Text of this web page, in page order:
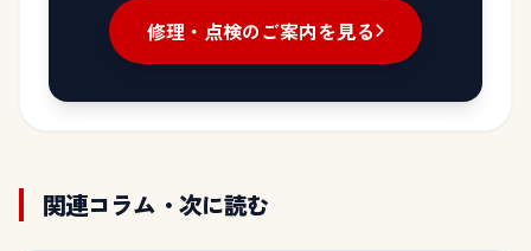
修理・点検のご案内を見る
関連コラム・次に読む